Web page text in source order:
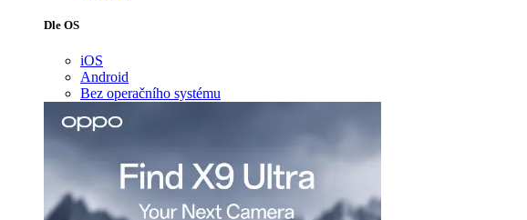
Dle OS
iOS
Android
Bez operačního systému